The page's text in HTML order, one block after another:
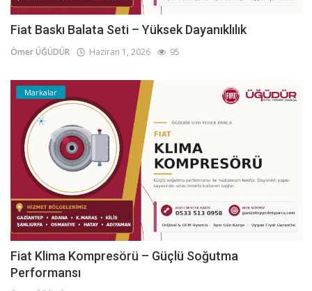
Fiat Baskı Balata Seti – Yüksek Dayanıklılık
Ömer ÜĞÜDÜR Haziran 1, 2026 95
Markalar
Fiat Klima Kompresörü – Güçlü Soğutma
Performansı